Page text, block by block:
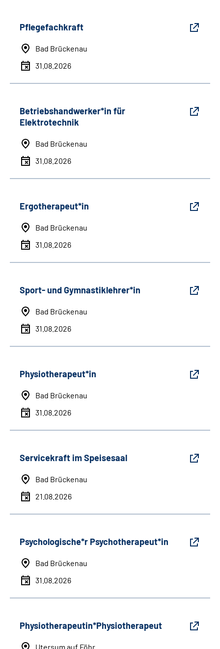
Pflegefachkraft
Bad Brückenau
31.08.2026
Betriebshandwerker*in für
Elektrotechnik
Bad Brückenau
31.08.2026
Ergotherapeut*in
Bad Brückenau
31.08.2026
Sport- und Gymnastiklehrer*in
Bad Brückenau
31.08.2026
Physiotherapeut*in
Bad Brückenau
31.08.2026
Servicekraft im Speisesaal
Bad Brückenau
21.08.2026
Psychologische*r Psychotherapeut*in
Bad Brückenau
31.08.2026
Physiotherapeutin*Physiotherapeut
Utersum auf Föhr